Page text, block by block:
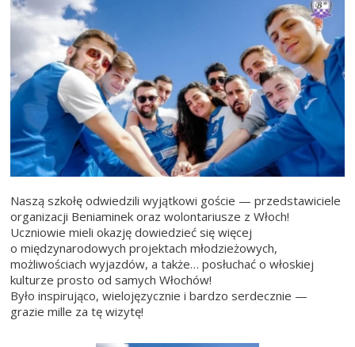
Naszą szkołę odwiedzili wyjątkowi goście — przedstawiciele
organizacji Beniaminek oraz wolontariusze z Włoch!
Uczniowie mieli okazję dowiedzieć się więcej
o międzynarodowych projektach młodzieżowych,
możliwościach wyjazdów, a także… posłuchać o włoskiej
kulturze prosto od samych Włochów!
Było inspirująco, wielojęzycznie i bardzo serdecznie —
grazie mille za tę wizytę!